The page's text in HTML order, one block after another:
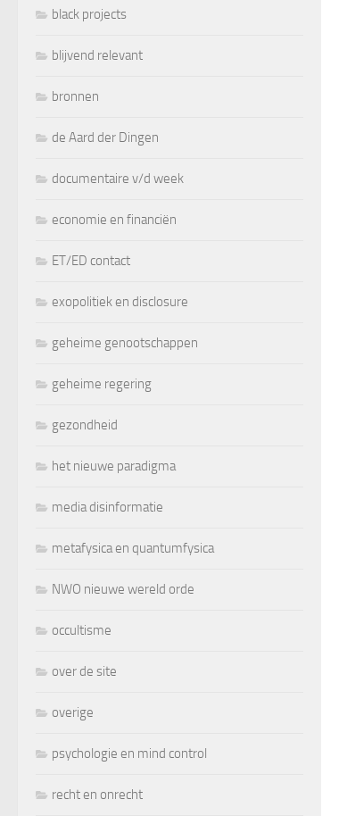
black projects
blijvend relevant
bronnen
de Aard der Dingen
documentaire v/d week
economie en financiën
ET/ED contact
exopolitiek en disclosure
geheime genootschappen
geheime regering
gezondheid
het nieuwe paradigma
media disinformatie
metafysica en quantumfysica
NWO nieuwe wereld orde
occultisme
over de site
overige
psychologie en mind control
recht en onrecht